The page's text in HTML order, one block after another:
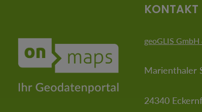
KONTAKT
geoGLIS GmbH
Marienthaler
24340